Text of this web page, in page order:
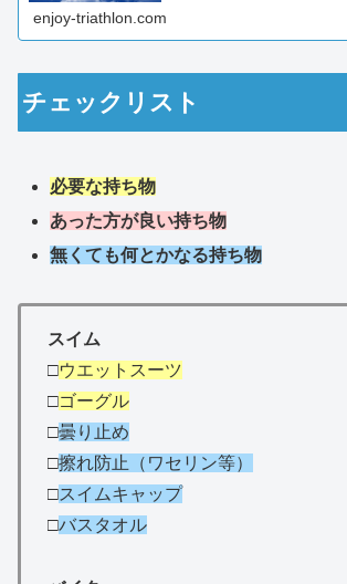
enjoy-triathlon.com
チェックリスト
必要な持ち物
あった方が良い持ち物
無くても何とかなる持ち物
スイム
□ウエットスーツ
□ゴーグル
□曇り止め
□擦れ防止（ワセリン等）
□スイムキャップ
□バスタオル